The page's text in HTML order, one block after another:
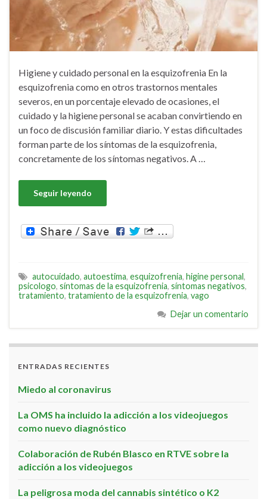
Higiene y cuidado personal en la esquizofrenia En la
esquizofrenia como en otros trastornos mentales
severos, en un porcentaje elevado de ocasiones, el
cuidado y la higiene personal se acaban convirtiendo en
un foco de discusión familiar diario. Y estas dificultades
forman parte de los síntomas de la esquizofrenia,
concretamente de los síntomas negativos. A …
Seguir leyendo
autocuidado, autoestima, esquizofrenia, higine personal,
psicologo, síntomas de la esquizofrenia, síntomas negativos,
tratamiento, tratamiento de la esquizofrenia, vago
Dejar un comentario
ENTRADAS RECIENTES
Miedo al coronavirus
La OMS ha incluido la adicción a los videojuegos
como nuevo diagnóstico
Colaboración de Rubén Blasco en RTVE sobre la
adicción a los videojuegos
La peligrosa moda del cannabis sintético o K2